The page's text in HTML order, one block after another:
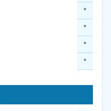
*
*
*
*